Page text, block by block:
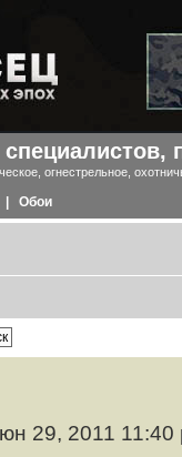
огнестрельное,
Обои
29, 2011 11:40